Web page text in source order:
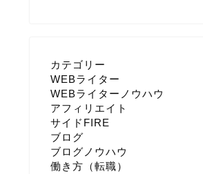
カテゴリー
WEBライター
WEBライターノウハウ
アフィリエイト
サイドFIRE
ブログ
ブログノウハウ
働き方（転職）